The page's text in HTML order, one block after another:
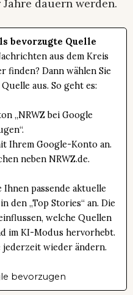
dauern werden.
bevorzugte Quelle
aus dem Kreis
finden? Dann wählen Sie
aus. So geht es:
„NRWZ bei Google
Ihrem Google-Konto an.
neben NRWZ.de.
passende aktuelle
den „Top Stories“ an. Die
welche Quellen
im KI-Modus hervorhebt.
wieder ändern.
bevorzugen